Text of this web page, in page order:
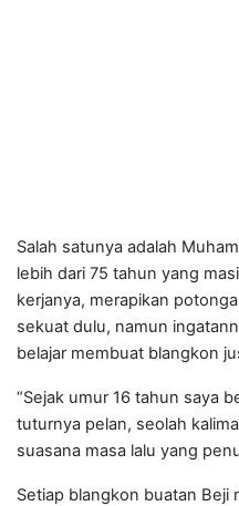
Salah satunya adalah
lebih dari 75 tahun yang
kerjanya, merapikan
sekuat dulu, namun
belajar membuat blangkon
“Sejak umur 16 tahun saya
tuturnya pelan, seolah
suasana masa lalu yang
Setiap blangkon buatan Beji